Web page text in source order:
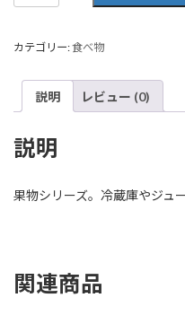
い
個
カテゴリー:食べ物
説明 レビュー (0)
説明
果物シリーズ。冷蔵庫やジュ
関連商品